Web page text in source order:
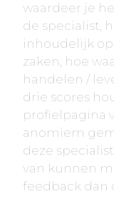
waardeer je
de specialist,
inhoudelijk
zaken, hoe
handelen /
drie scores
profielpagina
anomiem
deze
van kunnen
feedback dan